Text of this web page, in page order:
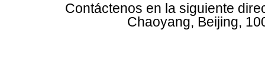
Contáctenos en la siguiente
Chaoyang, Beijing,